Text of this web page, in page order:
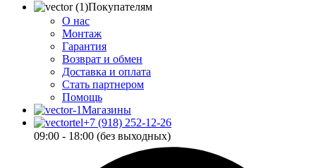
Покупателям
О нас
Монтаж
Гарантия
Возврат и обмен
Доставка и оплата
Стать партнером
Помощь
Магазины
+7 (918) 252-12-26
09:00 - 18:00 (без выходных)